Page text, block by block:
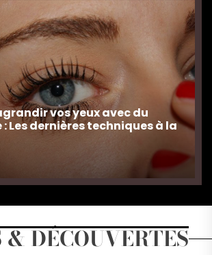
vos yeux avec du
Les dernières techniques à la
DÉCOUVERTES